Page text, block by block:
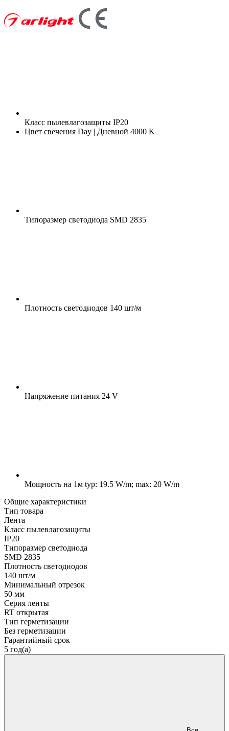
Класс пылевлагозащиты IP20
Цвет свечения Day | Дневной 4000 K
Типоразмер светодиода SMD 2835
Плотность светодиодов 140 шт/м
Напряжение питания 24 V
Мощность на 1м typ: 19.5 W/m; max: 20 W/m
Общие характеристики
Тип товара
Лента
Класс пылевлагозащиты
IP20
Типоразмер светодиода
SMD 2835
Плотность светодиодов
140 шт/м
Минимальный отрезок
50 мм
Серия ленты
RT открытая
Тип герметизации
Без герметизации
Гарантийный срок
5 год(а)